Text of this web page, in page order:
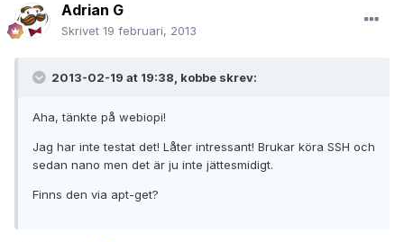
Adrian G
Skrivet 19 februari, 2013
2013-02-19 at 19:38, kobbe skrev:
Aha, tänkte på webiopi!
Jag har inte testat det! Låter intressant! Brukar köra SSH och
sedan nano men det är ju inte jättesmidigt.
Finns den via apt-get?